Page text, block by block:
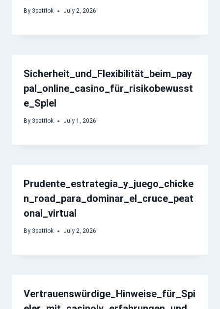
By 3pattiok July 2, 2026
Sicherheit_und_Flexibilität_beim_pay
pal_online_casino_für_risikobewusst
e_Spiel
By 3pattiok July 1, 2026
Prudente_estrategia_y_juego_chicke
n_road_para_dominar_el_cruce_peat
onal_virtual
By 3pattiok July 2, 2026
Vertrauenswürdige_Hinweise_für_Spi